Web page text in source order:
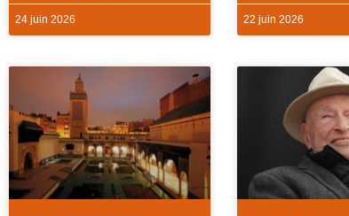
24 juin 2026 22 juin 2026